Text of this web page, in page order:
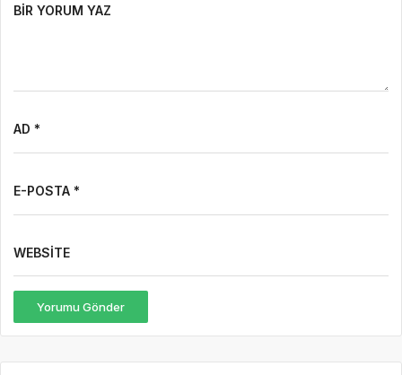
BIR YORUM YAZ
AD *
E-POSTA *
WEBSITE
Yorumu Gönder